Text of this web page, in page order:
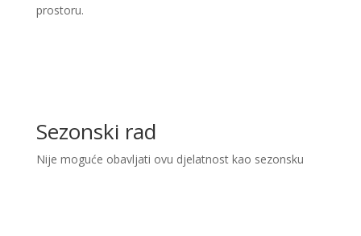
prostoru.
Sezonski rad
Nije moguće obavljati ovu djelatnost kao sezonsku